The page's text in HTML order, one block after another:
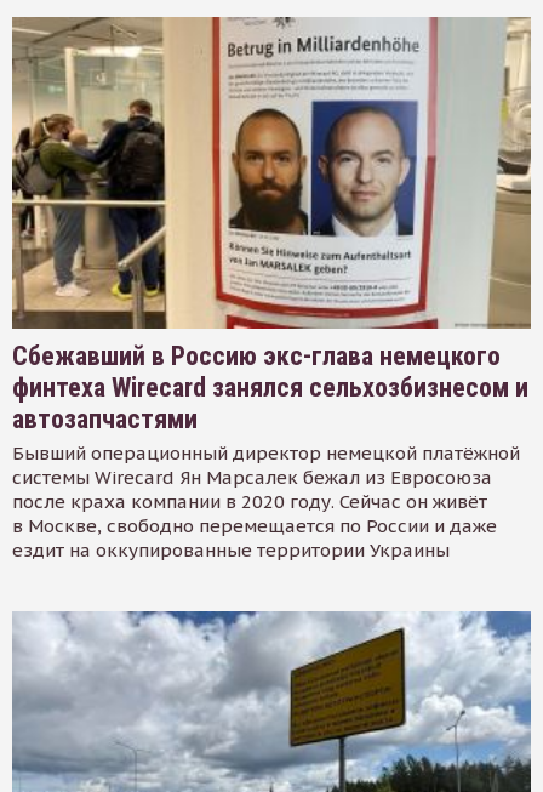
Сбежавший в Россию экс-глава немецкого
финтеха Wirecard занялся сельхозбизнесом и
автозапчастями
Бывший операционный директор немецкой платёжной
системы Wirecard Ян Марсалек бежал из Евросоюза
после краха компании в 2020 году. Сейчас он живёт
в Москве, свободно перемещается по России и даже
ездит на оккупированные территории Украины